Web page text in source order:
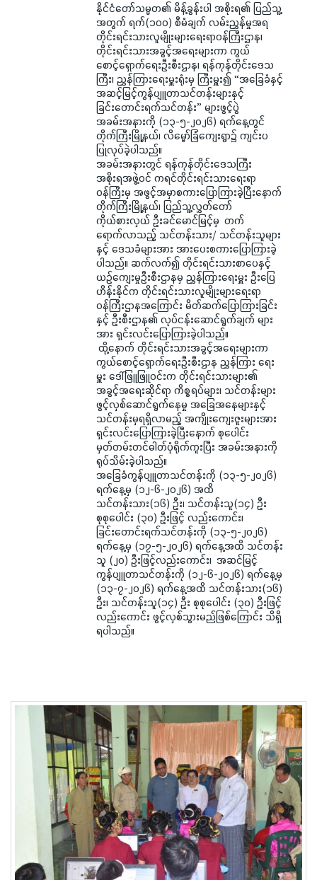
နိုင်ငံတော်သမ္မတ၏ မိန့်ခွန်းပါ အစိုးရ၏ ပြည်သူ့
အတွက် ရက်(၁၀၀) စီမံချက် လမ်းညွှန်မှုအရ
တိုင်းရင်းသားလူမျိုးများရေးရာဝန်ကြီးဌာန၊
တိုင်းရင်းသားအခွင့်အရေးများကာ ကွယ်
စောင့်ရှောက်ရေးဦးစီးဌာန၊ ရန်ကုန်တိုင်းဒေသ
ကြီး၊ ညွှန်ကြားရေးမှူးရုံးမှ ကြီးမှူး၍ “အခြေခံနှင့်
အဆင့်မြင့်ကွန်ပျူတာသင်တန်းများနှင့်
ခြင်းတောင်းရက်သင်တန်း” များဖွင့်ပွဲ
အခမ်းအနားကို (၁၃-၅-၂၀၂၆) ရက်နေ့တွင်
တိုက်ကြီးမြို့နယ်၊ လိမ္မော်ခြံကျေးရွာ၌ ကျင်းပ
ပြုလုပ်ခဲ့ပါသည်။
အခမ်းအနားတွင် ရန်ကုန်တိုင်းဒေသကြီး
အစိုးရအဖွဲ့ဝင် ကရင်တိုင်းရင်းသားရေးရာ
ဝန်ကြီးမှ အဖွင့်အမှာစကားပြောကြားခဲ့ပြီးနောက်
တိုက်ကြီးမြို့နယ်၊ ပြည်သူ့လွှတ်တော်
ကိုယ်စားလှယ် ဦးခင်မောင်မြင့်မှ တက်
ရောက်လာသည့် သင်တန်းသား/ သင်တန်းသူများ
နှင့် ဒေသခံများအား အားပေးစကားပြောကြားခဲ့
ပါသည်။ ဆက်လက်၍ တိုင်းရင်းသားစာပေနှင့်
ယဉ်ကျေးမှုဦးစီးဌာနမှ ညွှန်ကြားရေးမှူး ဦးပြေ
ဟိန်းနိုင်က တိုင်းရင်းသားလူမျိုးများရေးရာ
ဝန်ကြီးဌာနအကြောင်း မိတ်ဆက်ပြောကြားခြင်း
နှင့် ဦးစီးဌာန၏ လုပ်ငန်းဆောင်ရွက်ချက် များ
အား ရှင်းလင်းပြောကြားခဲ့ပါသည်။
ထို့နောက် တိုင်းရင်းသားအခွင့်အရေးများကာ
ကွယ်စောင့်ရှောက်ရေးဦးစီးဌာန ညွှန်ကြား ရေး
မှူး ဒေါ်ဖြူဖြူဝင်းက တိုင်းရင်းသားများ၏
အခွင့်အရေးဆိုင်ရာ ကိစ္စရပ်များ၊ သင်တန်းများ
ဖွင့်လှစ်ဆောင်ရွက်နေမှု အခြေအနေများနှင့်
သင်တန်းမှရရှိလာမည့် အကျိုးကျေးဇူးများအား
ရှင်းလင်းပြောကြားခဲ့ပြီးနောက် စုပေါင်း
မှတ်တမ်းတင်ဓါတ်ပုံရိုက်ကူးပြီး အခမ်းအနားကို
ရုပ်သိမ်းခဲ့ပါသည်။
အခြေခံကွန်ပျူတာသင်တန်းကို (၁၃-၅-၂၀၂၆)
ရက်နေ့မှ (၁၂-၆-၂၀၂၆) အထိ
သင်တန်းသား(၁၆) ဦး၊ သင်တန်းသူ(၁၄) ဦး
စုစုပေါင်း (၃၀) ဦးဖြင့် လည်းကောင်း၊
ခြင်းတောင်းရက်သင်တန်းကို (၁၃-၅-၂၀၂၆)
ရက်နေ့မှ (၁၇-၅-၂၀၂၆) ရက်နေ့အထိ သင်တန်း
သူ (၂၀) ဦးဖြင့်လည်းကောင်း၊ အဆင်မြင့်
ကွန်ပျူတာသင်တန်းကို (၁၂-၆-၂၀၂၆) ရက်နေ့မှ
(၁၃-၇-၂၀၂၆) ရက်နေ့အထိ သင်တန်းသား(၁၆)
ဦး၊ သင်တန်းသူ(၁၄) ဦး စုစုပေါင်း (၃၀) ဦးဖြင့်
လည်းကောင်း ဖွင့်လှစ်သွားမည်ဖြစ်ကြောင်း သိရှိ
ရပါသည်။